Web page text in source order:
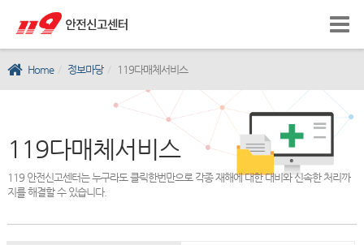
Home 정보마당 119다매체서비스
119다매체서비스
119 안전신고센터는 누구라도 클릭한번만으로 각종 재해에 대한 대비와 신속한 처리까
지를 해결할 수 있습니다.